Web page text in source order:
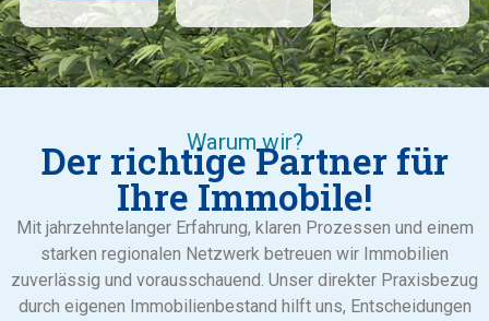
Warum wir?
Der richtige Partner für
Ihre Immobile!
Mit jahrzehntelanger Erfahrung, klaren Prozessen und einem
starken regionalen Netzwerk betreuen wir Immobilien
zuverlässig und vorausschauend. Unser direkter Praxisbezug
durch eigenen Immobilienbestand hilft uns, Entscheidungen